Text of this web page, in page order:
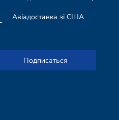
Авіадоставка зі США